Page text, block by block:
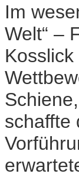
Im
Welt“ –
schaffte